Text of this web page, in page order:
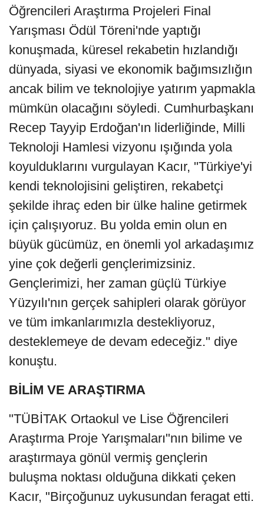
Öğrencileri Araştırma Projeleri Final
Yarışması Ödül Töreni'nde yaptığı
konuşmada, küresel rekabetin hızlandığı
dünyada, siyasi ve ekonomik bağımsızlığın
ancak bilim ve teknolojiye yatırım yapmakla
mümkün olacağını söyledi. Cumhurbaşkanı
Recep Tayyip Erdoğan'ın liderliğinde, Milli
Teknoloji Hamlesi vizyonu ışığında yola
koyulduklarını vurgulayan Kacır, "Türkiye'yi
kendi teknolojisini geliştiren, rekabetçi
şekilde ihraç eden bir ülke haline getirmek
için çalışıyoruz. Bu yolda emin olun en
büyük gücümüz, en önemli yol arkadaşımız
yine çok değerli gençlerimizsiniz.
Gençlerimizi, her zaman güçlü Türkiye
Yüzyılı'nın gerçek sahipleri olarak görüyor
ve tüm imkanlarımızla destekliyoruz,
desteklemeye de devam edeceğiz." diye
konuştu.
BİLİM VE ARAŞTIRMA
"TÜBİTAK Ortaokul ve Lise Öğrencileri
Araştırma Proje Yarışmaları"nın bilime ve
araştırmaya gönül vermiş gençlerin
buluşma noktası olduğuna dikkati çeken
Kacır, "Birçoğunuz uykusundan feragat etti.